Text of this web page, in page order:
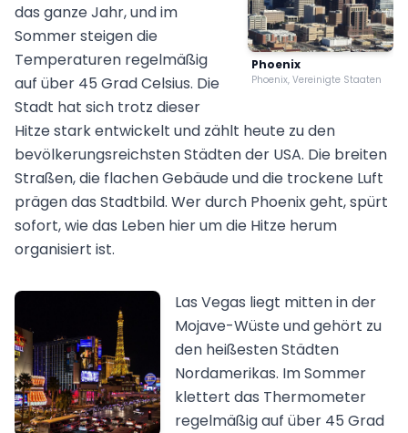
Phoenix
Phoenix, Vereinigte Staaten
das ganze Jahr, und im
Sommer steigen die
Temperaturen regelmäßig
auf über 45 Grad Celsius. Die
Stadt hat sich trotz dieser
Hitze stark entwickelt und zählt heute zu den
bevölkerungsreichsten Städten der USA. Die breiten
Straßen, die flachen Gebäude und die trockene Luft
prägen das Stadtbild. Wer durch Phoenix geht, spürt
sofort, wie das Leben hier um die Hitze herum
organisiert ist.
Las Vegas liegt mitten in der
Mojave-Wüste und gehört zu
den heißesten Städten
Nordamerikas. Im Sommer
klettert das Thermometer
regelmäßig auf über 45 Grad